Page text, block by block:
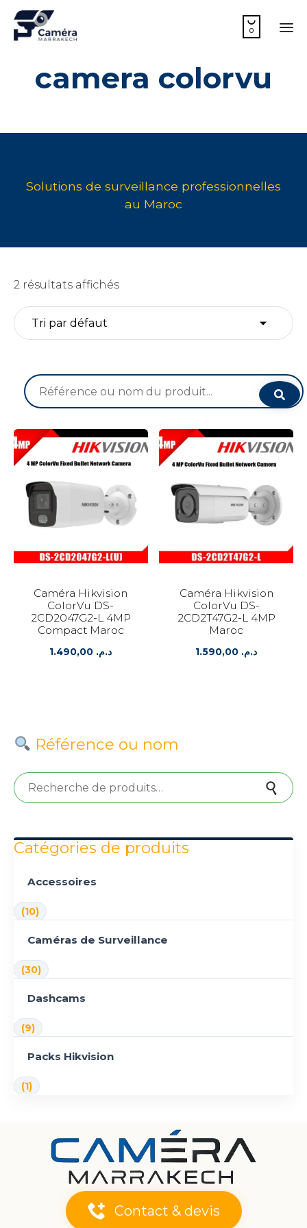

0
camera colorvu
2 résultats affichés
Recherche
pour :
Caméra Hikvision
ColorVu DS-
2CD2047G2-L 4MP
Compact Maroc
د.م.
Caméra Hikvision
ColorVu DS-
2CD2T47G2-L 4MP
Maroc
د.م.
Référence ou nom
Recherche pour :
Catégories de produits
Accessoires
(10)
Caméras de Surveillance
(30)
Dashcams
(9)
Packs Hikvision
(1)
Contact & devis